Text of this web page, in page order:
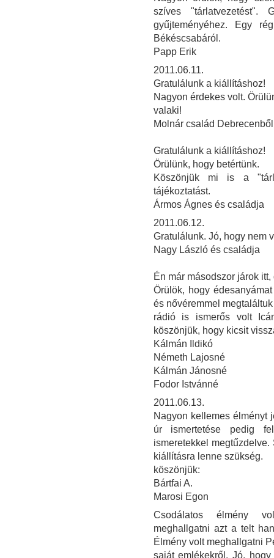
szíves "tárlatvezetést".
gyűjteményéhez. Egy
Békéscsabáról.
Papp Erik
2011.06.11.
Gratulálunk a kiállításhoz!
Nagyon érdekes volt.
valaki!
Molnár család Debrecenből
Gratulálunk a kiállításhoz!
Örülünk, hogy betértünk.
Köszönjük mi is a
tájékoztatást.
Ármos Ágnes és családja
2011.06.12.
Gratulálunk. Jó, hogy nem
Nagy László és családja
Én már másodszor járok
Örülök, hogy
és nővéremmel
rádió is ismerős volt
köszönjük, hogy kicsit
Kálmán Ildikó
Németh Lajosné
Kálmán Jánosné
Fodor Istvánné
2011.06.13.
Nagyon kellemes élményt
úr ismertetése pedig
ismeretekkel
kiállításra lenne szükség.
köszönjük:
Bártfai A.
Marosi Egon
Csodálatos élmény
meghallgatni azt a telt
Élmény volt meghallgatni
saját emlékekről. Jó,